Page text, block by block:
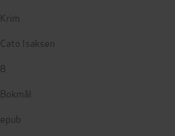
Krim
Cato Isaksen
8
Bokmål
epub